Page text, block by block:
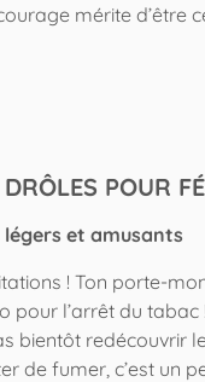
mérite d’être
POUR
légers et amusants
! Ton porte-
pour l’arrêt du
bientôt redécouvrir
de fumer, c’est un